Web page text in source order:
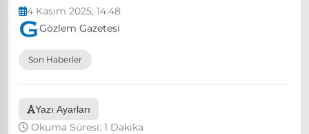
Ünlü çift bir etkinliğe daha katılmama kararı aldı
4 Kasım 2025, 14:48
Gözlem Gazetesi
Son Haberler
Yazı Ayarları
Okuma Süresi: 1 Dakika